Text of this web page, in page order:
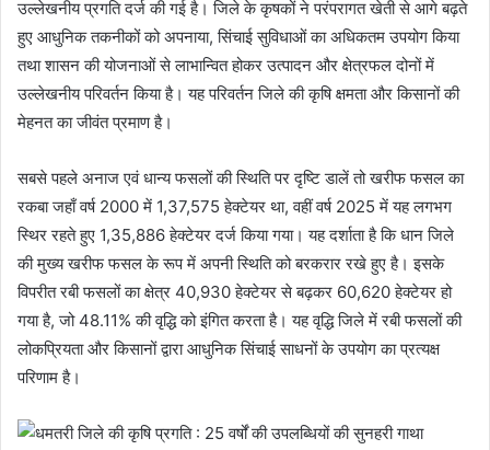
उल्लेखनीय प्रगति दर्ज की गई है। जिले के कृषकों ने परंपरागत खेती से आगे बढ़ते
हुए आधुनिक तकनीकों को अपनाया, सिंचाई सुविधाओं का अधिकतम उपयोग किया
तथा शासन की योजनाओं से लाभान्वित होकर उत्पादन और क्षेत्रफल दोनों में
उल्लेखनीय परिवर्तन किया है। यह परिवर्तन जिले की कृषि क्षमता और किसानों की
मेहनत का जीवंत प्रमाण है।
सबसे पहले अनाज एवं धान्य फसलों की स्थिति पर दृष्टि डालें तो खरीफ फसल का
रकबा जहाँ वर्ष 2000 में 1,37,575 हेक्टेयर था, वहीं वर्ष 2025 में यह लगभग
स्थिर रहते हुए 1,35,886 हेक्टेयर दर्ज किया गया। यह दर्शाता है कि धान जिले
की मुख्य खरीफ फसल के रूप में अपनी स्थिति को बरकरार रखे हुए है। इसके
विपरीत रबी फसलों का क्षेत्र 40,930 हेक्टेयर से बढ़कर 60,620 हेक्टेयर हो
गया है, जो 48.11% की वृद्धि को इंगित करता है। यह वृद्धि जिले में रबी फसलों की
लोकप्रियता और किसानों द्वारा आधुनिक सिंचाई साधनों के उपयोग का प्रत्यक्ष
परिणाम है।